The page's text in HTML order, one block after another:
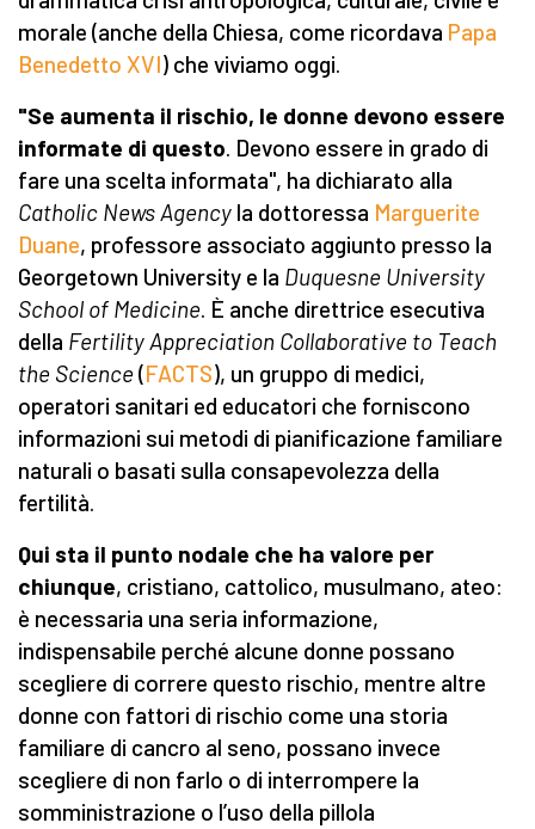
morale (anche della Chiesa, come ricordava Papa
Benedetto XVI) che viviamo oggi.
"Se aumenta il rischio, le donne devono essere
informate di questo. Devono essere in grado di
fare una scelta informata", ha dichiarato alla
Catholic News Agency la dottoressa Marguerite
Duane, professore associato aggiunto presso la
Georgetown University e la Duquesne University
School of Medicine. È anche direttrice esecutiva
della Fertility Appreciation Collaborative to Teach
the Science(FACTS), un gruppo di medici,
operatori sanitari ed educatori che forniscono
informazioni sui metodi di pianificazione familiare
naturali o basati sulla consapevolezza della
fertilità.
Qui sta il punto nodale che ha valore per
chiunque, cristiano, cattolico, musulmano, ateo:
è necessaria una seria informazione,
indispensabile perché alcune donne possano
scegliere di correre questo rischio, mentre altre
donne con fattori di rischio come una storia
familiare di cancro al seno, possano invece
scegliere di non farlo o di interrompere la
somministrazione o l’uso della pillola